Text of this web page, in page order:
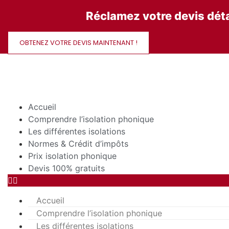
contenu
Réclamez votre devis
OBTENEZ VOTRE DEVIS MAINTENANT !
Accueil
Comprendre l’isolation phonique
Les différentes isolations
Normes & Crédit d’impôts
Prix isolation phonique
Devis 100% gratuits
Accueil
Comprendre l’isolation phonique
Les différentes isolations